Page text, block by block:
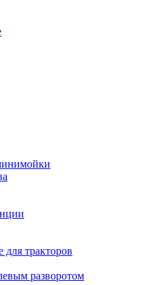
для тракторов
разворотом